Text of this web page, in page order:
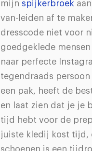
mijn spijkerbroek
van-leiden af te
dresscode niet voor
goedgeklede
naar perfecte
tegendraads
een pak, heeft de
en laat zien dat je je
tijd hebt voor de
juiste kledij kost tijd,
schoenen is een